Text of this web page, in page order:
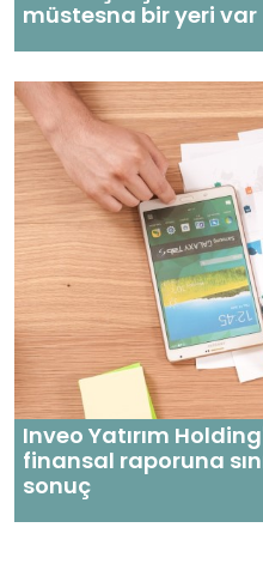
müstesna bir yeri var
Inveo Yatırım
finansal raporuna
sonuç